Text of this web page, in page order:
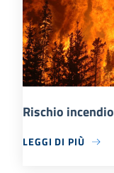
Rischio incendio
LEGGI DI PIÙ